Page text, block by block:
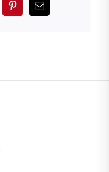
Pinterest
E-
Mail